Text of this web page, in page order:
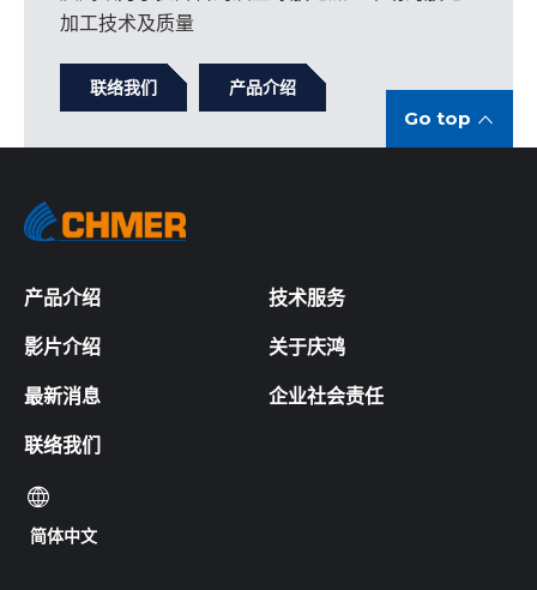
加工技术及质量
联络我们 产品介绍
Go top
产品介绍 技术服务
影片介绍 关于庆鸿
最新消息 企业社会责任
联络我们
简体中文